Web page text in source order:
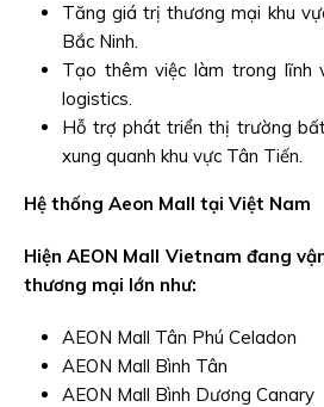
Tăng giá trị thương mại khu
Bắc Ninh.
Tạo thêm việc làm trong lĩnh
logistics.
Hỗ trợ phát triển thị trường
xung quanh khu vực Tân Tiến.
Hệ thống Aeon Mall tại Việt Nam
Hiện AEON Mall Vietnam đang
thương mại lớn như:
AEON Mall Tân Phú Celadon
AEON Mall Bình Tân
AEON Mall Bình Dương Canary